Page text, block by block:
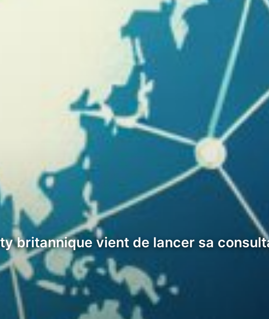
britannique vient de lancer sa